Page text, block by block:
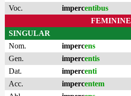
Voc.
impercentibus
FEMININE
SINGULAR
Nom.
impercens
Gen.
impercentis
Dat.
impercenti
Acc.
impercentem